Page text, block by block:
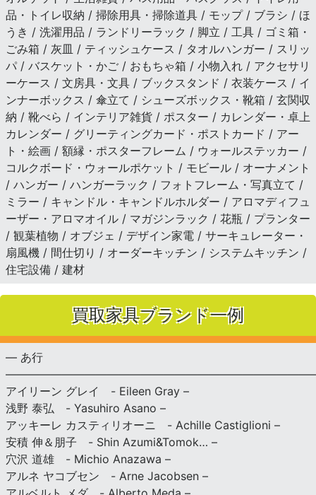
品・トイレ収納 / 掃除用具・掃除道具 / モップ / ブラシ / ほ
うき / 洗濯用品 / ランドリーラック / 脚立 / 工具 / ゴミ箱・
ごみ箱 / 灰皿 / ティッシュケース / タオルハンガー / スリッ
パ / バスケット・かご / おもちゃ箱 / 小物入れ / アクセサリ
ーケース / 文房具・文具 / ブックスタンド / 衣装ケース / イ
ンナーボックス / 傘立て / シューズボックス・靴箱 / 玄関収
納 / 靴べら / インテリア雑貨 / ポスター / カレンダー・卓上
カレンダー / グリーティングカード・ポストカード / アー
ト・絵画 / 額縁・ポスターフレーム / ウォールステッカー /
コルクボード・ウォールポケット / モビール / オーナメント
/ ハンガー / ハンガーラック / フォトフレーム・写真立て /
ミラー / キャンドル・キャンドルホルダー / アロマディフュ
ーザー・アロマオイル / マガジンラック / 花瓶 / プランター
/ 観葉植物 / オブジェ / デザイン家電 / サーキュレーター・
扇風機 / 間仕切り / オーダーキッチン / システムキッチン /
住宅設備 / 建材
買取家具ブランド一例
— あ行
アイリーン グレイ - Eileen Gray –
浅野 泰弘 - Yasuhiro Asano –
アッキーレ カスティリオーニ - Achille Castiglioni –
安積 伸＆朋子 - Shin Azumi&Tomok… –
穴沢 道雄 - Michio Anazawa –
アルネ ヤコブセン - Arne Jacobsen –